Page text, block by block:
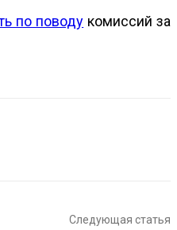
по поводу комиссий за
Следующая статья